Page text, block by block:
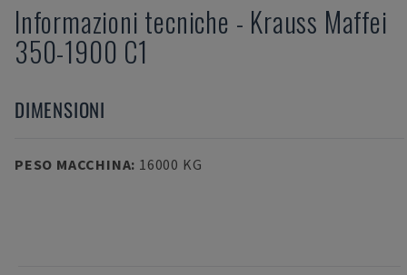
Informazioni tecniche - Krauss Maffei
350-1900 C1
DIMENSIONI
PESO MACCHINA: 16000 KG